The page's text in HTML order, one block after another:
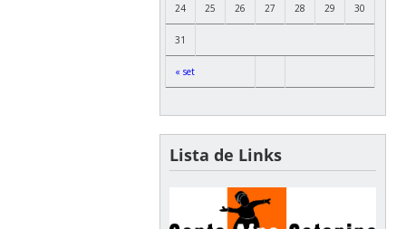
« set
24 25 26 27 28 29 30
31
Lista de Links